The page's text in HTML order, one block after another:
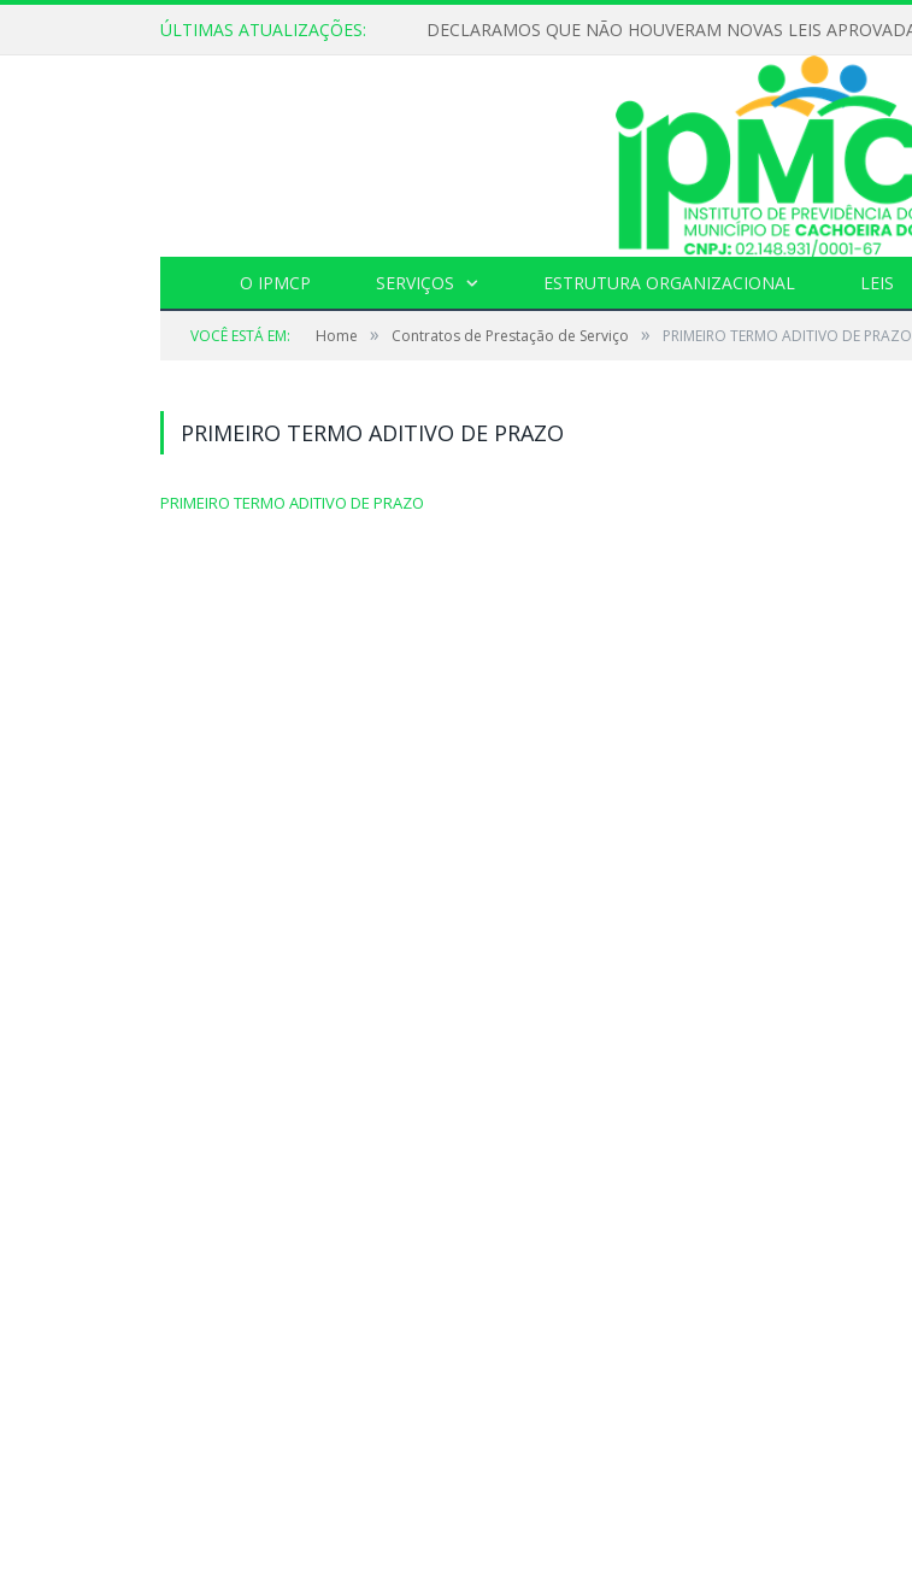
ÚLTIMAS ATUALIZAÇÕES:
O IPMCP SERVIÇOS ESTRUTURA ORGANIZACIONAL LEIS
VOCÊ ESTÁ EM: Home » Contratos de Prestação de Serviço » PRIMEIRO TERMO ADITIVO DE PRAZO
PRIMEIRO TERMO ADITIVO DE PRAZO
PRIMEIRO TERMO ADITIVO DE PRAZO